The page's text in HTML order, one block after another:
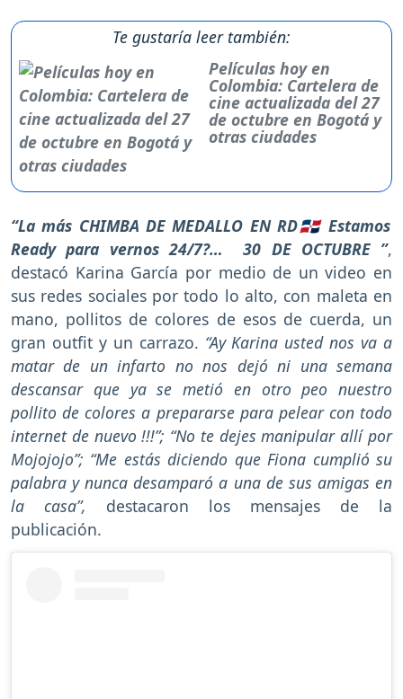
Te gustaría leer también:
Películas hoy en
Colombia: Cartelera de
cine actualizada del 27
de octubre en Bogotá y
otras ciudades
“La más CHIMBA DE MEDALLO EN RD🇩🇴 Estamos
Ready para vernos 24/7?… 30 DE OCTUBRE ”,
destacó Karina García por medio de un video en
sus redes sociales por todo lo alto, con maleta en
mano, pollitos de colores de esos de cuerda, un
gran outfit y un carrazo. “Ay Karina usted nos va a
matar de un infarto no nos dejó ni una semana
descansar que ya se metió en otro peo nuestro
pollito de colores a prepararse para pelear con todo
internet de nuevo !!!”; “No te dejes manipular allí por
Mojojojo”; “Me estás diciendo que Fiona cumplió su
palabra y nunca desamparó a una de sus amigas en
la casa”, destacaron los mensajes de la
publicación.